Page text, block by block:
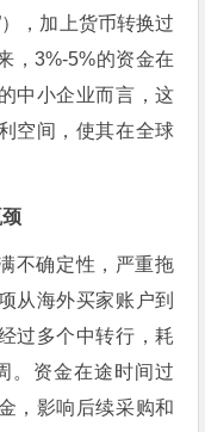
，加上货币转换过
，3%-5%的资金在
中小企业而言，这
空间，使其在全球
不确定性，严重拖
从海外买家账户到
过多个中转行，耗
。资金在途时间过
，影响后续采购和